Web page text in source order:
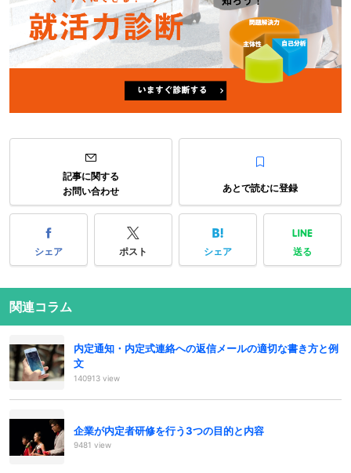
記事に関する
お問い合わせ
あとで読むに登録
シェア ポスト シェア 送る
関連コラム
内定通知・内定式連絡への返信メールの適切な書き方と例
文
140913 view
企業が内定者研修を行う3つの目的と内容
9481 view